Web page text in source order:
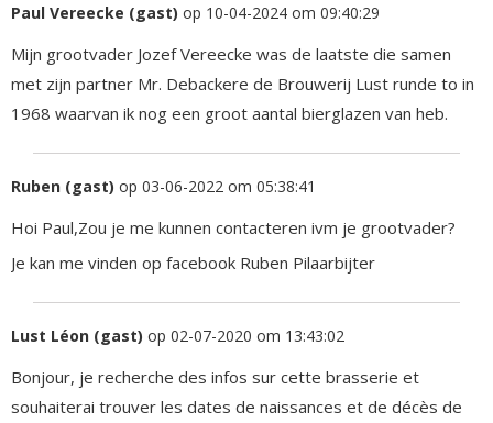
Paul Vereecke (gast) op 10-04-2024 om 09:40:29
Mijn grootvader Jozef Vereecke was de laatste die samen
met zijn partner Mr. Debackere de Brouwerij Lust runde to in
1968 waarvan ik nog een groot aantal bierglazen van heb.
Ruben (gast) op 03-06-2022 om 05:38:41
Hoi Paul,Zou je me kunnen contacteren ivm je grootvader?
Je kan me vinden op facebook Ruben Pilaarbijter
Lust Léon (gast) op 02-07-2020 om 13:43:02
Bonjour, je recherche des infos sur cette brasserie et
souhaiterai trouver les dates de naissances et de décès de